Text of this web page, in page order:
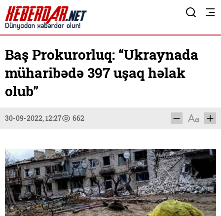
Baş Prokurorluq: “Ukraynada
müharibədə 397 uşaq həlak
olub”
30-09-2022, 12:27 662